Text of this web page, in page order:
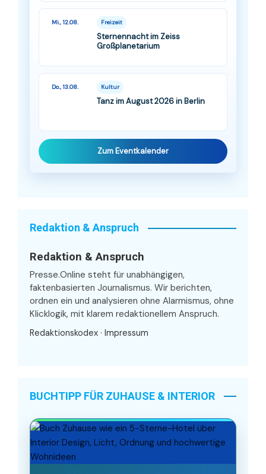
Mi., 12.08. Freizeit
Sternennacht im Zeiss
Großplanetarium
Do., 13.08. Kultur
Tanz im August 2026 in Berlin
Zum Eventkalender
Redaktion & Anspruch
Redaktion & Anspruch
Presse.Online steht für unabhängigen,
faktenbasierten Journalismus. Wir berichten,
ordnen ein und analysieren ohne Alarmismus, ohne
Klicklogik, mit klarem redaktionellem Anspruch.
Redaktionskodex · Impressum
BUCHTIPP FÜR ZUHAUSE & INTERIOR